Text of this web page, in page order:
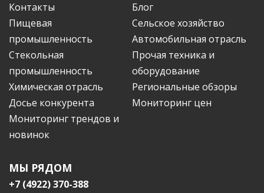
Контакты
Блог
Пищевая
промышленность
Сельское хозяйство
Автомобильная отрасль
Стекольная
промышленность
Прочая техника и
оборудование
Химическая отрасль
Региональные обзоры
Досье конкурента
Мониторинг цен
Мониторинг трендов и
новинок
МЫ РЯДОМ
+7 (4922) 370-388